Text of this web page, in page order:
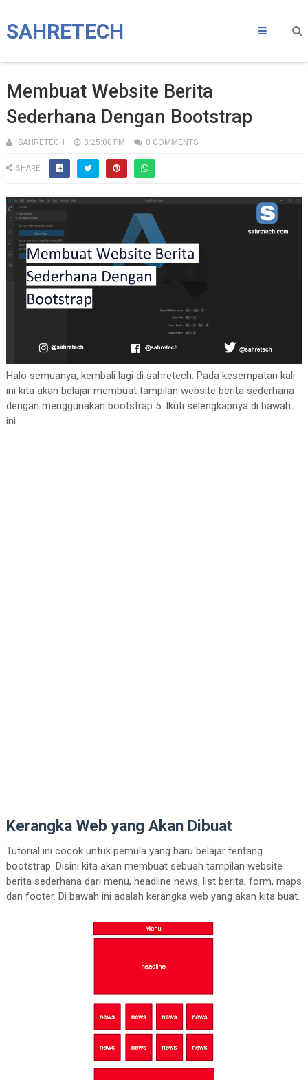
SAHRETECH
Membuat Website Berita
Sederhana Dengan Bootstrap
SAHRETECH 8:25:00 PM 0 COMMENTS
SHARE:
Halo semuanya, kembali lagi di sahretech. Pada kesempatan kali
ini kita akan belajar membuat tampilan website berita sederhana
dengan menggunakan bootstrap 5. Ikuti selengkapnya di bawah
ini.
Kerangka Web yang Akan Dibuat
Tutorial ini cocok untuk pemula yang baru belajar tentang
bootstrap. Disini kita akan membuat sebuah tampilan website
berita sederhana dari menu, headline news, list berita, form, maps
dan footer. Di bawah ini adalah kerangka web yang akan kita buat.